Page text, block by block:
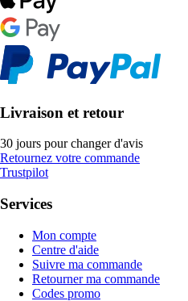
Livraison et retour
30 jours pour changer d'avis
Retournez votre commande
Trustpilot
Services
Mon compte
Centre d'aide
Suivre ma commande
Retourner ma commande
Codes promo